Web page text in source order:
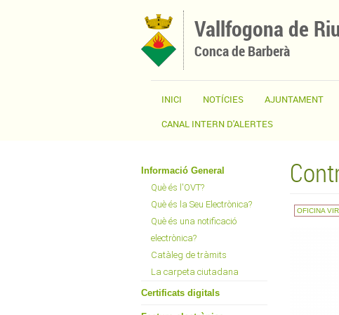
Vallfogona de
Conca de Barberà
INICI NOTÍCIES AJUNTAMENT
CANAL INTERN D'ALERTES
Informació General
Què és l'OVT?
Què és la Seu Electrònica?
Què és una notificació
electrònica?
Catàleg de tràmits
La carpeta ciutadana
Certificats digitals
OFICINA